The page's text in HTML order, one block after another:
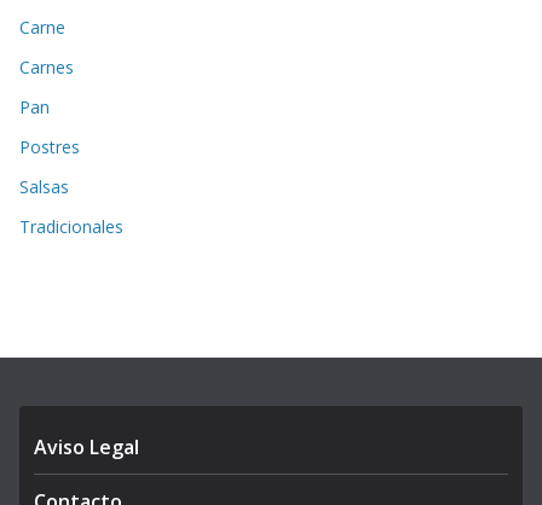
Carne
Carnes
Pan
Postres
Salsas
Tradicionales
Aviso Legal